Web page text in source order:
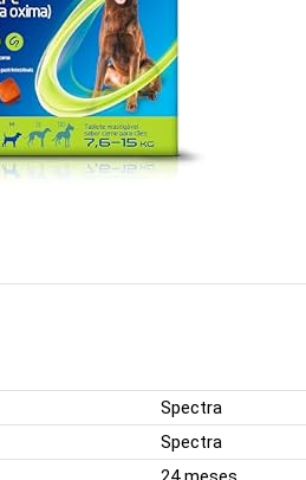
Spectra
Spectra